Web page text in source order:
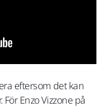
eftersom det kan
Enzo Vizzone på